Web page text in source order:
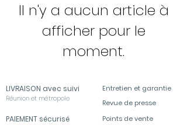
Il n'y a aucun article à
afficher pour le
moment.
LIVRAISON avec suivi
Réunion et métropole
PAIEMENT sécurisé
Entretien et garantie
Revue de presse
Points de vente